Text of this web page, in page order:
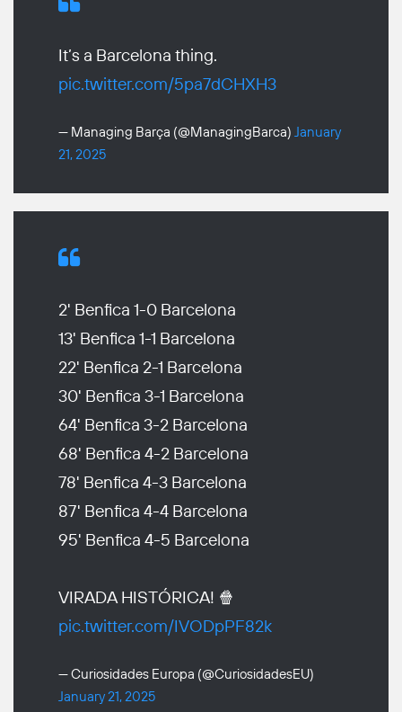
It’s a Barcelona thing.
pic.twitter.com/5pa7dCHXH3
— Managing Barça (@ManagingBarca) January
21, 2025
2' Benfica 1-0 Barcelona
13' Benfica 1-1 Barcelona
22' Benfica 2-1 Barcelona
30' Benfica 3-1 Barcelona
64' Benfica 3-2 Barcelona
68' Benfica 4-2 Barcelona
78' Benfica 4-3 Barcelona
87' Benfica 4-4 Barcelona
95' Benfica 4-5 Barcelona
VIRADA HISTÓRICA! 🍿
pic.twitter.com/IVODpPF82k
— Curiosidades Europa (@CuriosidadesEU)
January 21, 2025